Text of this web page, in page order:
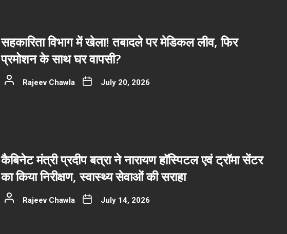
सहकारिता विभाग में खेला! तबादले पर मेडिकल लीव, फिर
प्रमोशन के साथ घर वापसी?
Rajeev Chawla July 20, 2026
कैबिनेट मंत्री प्रदीप बत्रा ने नारायण हॉस्पिटल एवं ट्रॉमा सेंटर
का किया निरीक्षण, स्वास्थ्य सेवाओं की सराहा
Rajeev Chawla July 14, 2026